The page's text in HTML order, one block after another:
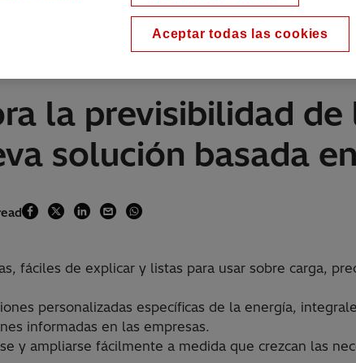
la previsibilidad de
solución basada
fáciles de explicar y listas para usar sobre carga,
personalizadas específicas de la energía,
informadas en las empresas.
y ampliarse fácilmente a medida que crezcan las
Aceptar todas las cookies